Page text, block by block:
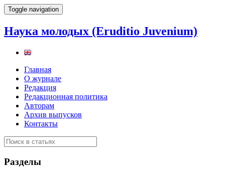
Toggle navigation
Наука молодых (Eruditio Juvenium)
Главная
О журнале
Редакция
Редакционная политика
Авторам
Архив выпусков
Контакты
Разделы